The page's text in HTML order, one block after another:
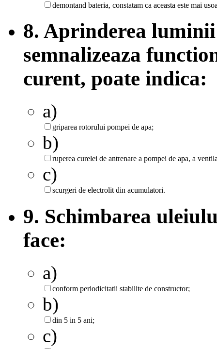
demontand bateria, constatam ca aceasta este mai
8. Aprinderea
semnalizeaza
curent, poate indica:
a)
griparea rotorului pompei de apa;
b)
ruperea curelei de antrenare a pompei de apa, a
c)
scurgeri de electrolit din acumulatori.
9. Schimbarea
face:
a)
conform periodicitatii stabilite de constructor;
b)
din 5 in 5 ani;
c)